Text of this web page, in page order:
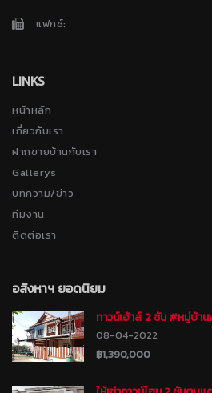
แฟกซ์:
LINKS
หน้าหลัก
เกี่ยวกับเรา
ฝากขายบ้านกับเรา
Gallerys
บทความ/ข่าว
ทีมงาน
ติดต่อเรา
อสังหาฯ ยอดนิยม
ทาวน์เฮ้าส์ 2 ชั้น #หมู่บ้า
พร้อมเข้าอยู่ ทำเลดี เดินท
คลอง8 ถนนรังสิต-นครน
08-04-2022
฿1,390,000